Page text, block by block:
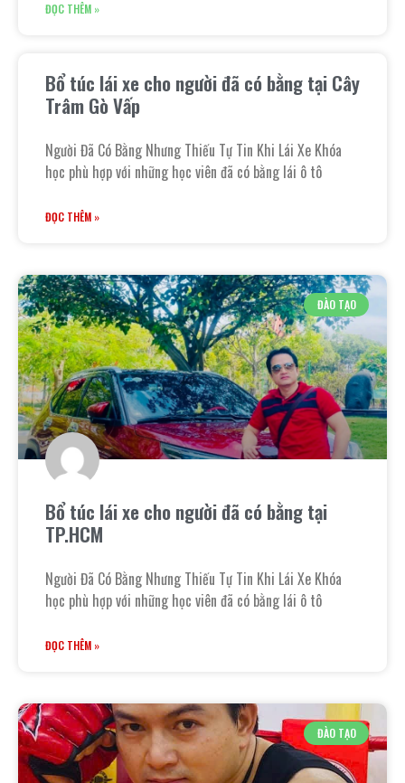
ĐỌC THÊM »
Bổ túc lái xe cho người đã có bằng tại Cây
Trâm Gò Vấp
Người Đã Có Bằng Nhưng Thiếu Tự Tin Khi Lái Xe Khóa
học phù hợp với những học viên đã có bằng lái ô tô
ĐỌC THÊM »
ĐÀO TẠO
Bổ túc lái xe cho người đã có bằng tại
TP.HCM
Người Đã Có Bằng Nhưng Thiếu Tự Tin Khi Lái Xe Khóa
học phù hợp với những học viên đã có bằng lái ô tô
ĐỌC THÊM »
ĐÀO TẠO